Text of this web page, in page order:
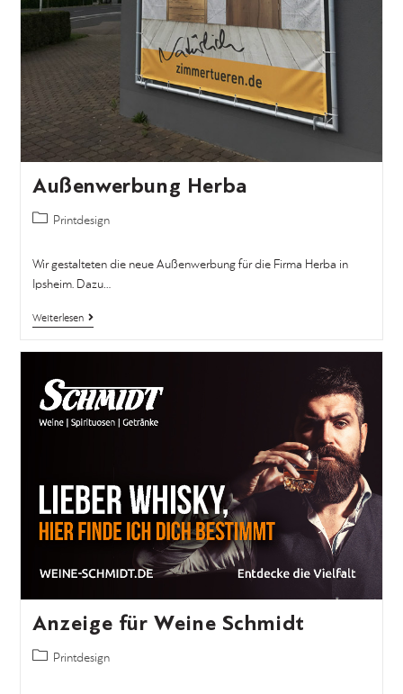
Außenwerbung Herba
Printdesign
Wir gestalteten die neue Außenwerbung für die Firma Herba in
Ipsheim. Dazu…
Weiterlesen
Anzeige für Weine Schmidt
Printdesign